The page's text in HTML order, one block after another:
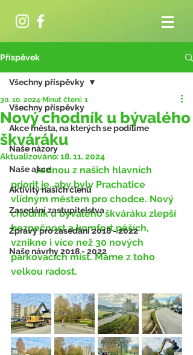
Příspěvek
Všechny příspěvky
Akce města, na kterých se podílíme
Naše názory
Naše akce
Aktivity našich členů
Zasedání zastupitelstva
Zprávy pro zasedání 2018 - 2022
Naše návrhy 2018 - 2022
Všechny příspěvky
Nový chodník u bývalého
škváráku
30. 10. 2024 Minut čtení: 1
Aktualizováno:18. 11. 2024
	Jednou z našich hlavních
priorit je, aby byly Prachatice
vlídným městem pro chodce. Nový
chodník u bývalého škváráku zlepší
bezpečnost a komfort pěších,
vznikne i více než 30 nových
parkovacích míst. Máme z toho
velkou radost.